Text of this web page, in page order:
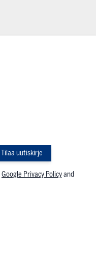
Tilaa uutiskirje
Google Privacy Policyand